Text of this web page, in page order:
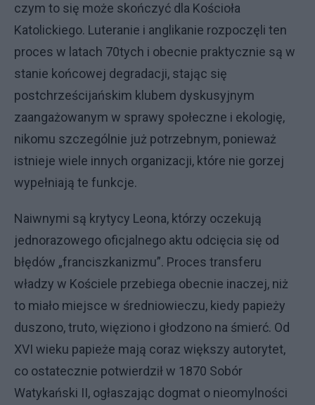
czym to się może skończyć dla Kościoła
Katolickiego. Luteranie i anglikanie rozpoczęli ten
proces w latach 70tych i obecnie praktycznie są w
stanie końcowej degradacji, stając się
postchrześcijańskim klubem dyskusyjnym
zaangażowanym w sprawy społeczne i ekologię,
nikomu szczególnie już potrzebnym, ponieważ
istnieje wiele innych organizacji, które nie gorzej
wypełniają te funkcje.
Naiwnymi są krytycy Leona, którzy oczekują
jednorazowego oficjalnego aktu odcięcia się od
błędów „franciszkanizmu”. Proces transferu
władzy w Kościele przebiega obecnie inaczej, niż
to miało miejsce w średniowieczu, kiedy papieży
duszono, truto, więziono i głodzono na śmierć. Od
XVI wieku papieże mają coraz większy autorytet,
co ostatecznie potwierdził w 1870 Sobór
Watykański II, ogłaszając dogmat o nieomylności